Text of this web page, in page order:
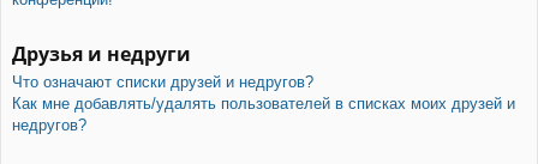
Друзья и недруги
Что означают списки друзей и недругов?
Как мне добавлять/удалять пользователей в списках моих друзей и
недругов?